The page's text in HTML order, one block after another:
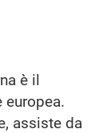
è il
assiste da